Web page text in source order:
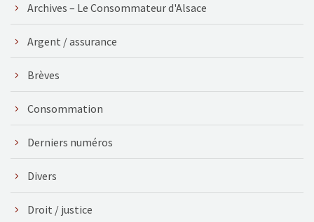
Archives – Le Consommateur d'Alsace
Argent / assurance
Brèves
Consommation
Derniers numéros
Divers
Droit / justice